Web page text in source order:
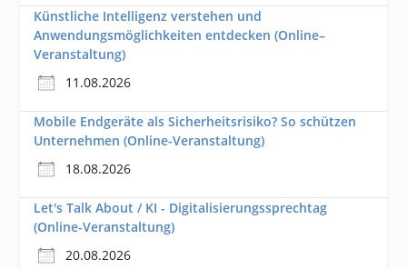
Künstliche Intelligenz verstehen und
Anwendungsmöglichkeiten entdecken (Online–
Veranstaltung)
11.08.2026
Mobile Endgeräte als Sicherheitsrisiko? So schützen
Unternehmen (Online-Veranstaltung)
18.08.2026
Let's Talk About / KI - Digitalisierungssprechtag
(Online-Veranstaltung)
20.08.2026